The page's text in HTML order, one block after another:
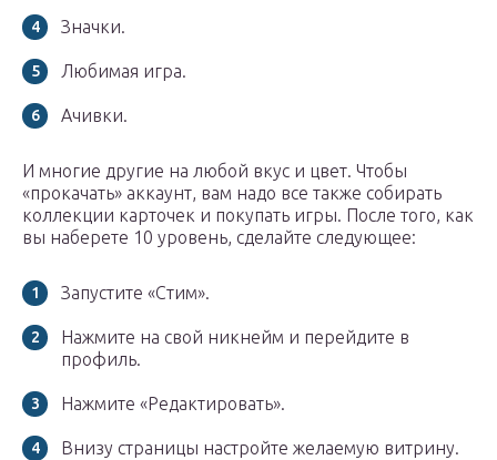
Значки.
Любимая игра.
Ачивки.
И многие другие на любой вкус и цвет. Чтобы
«прокачать» аккаунт, вам надо все также собирать
коллекции карточек и покупать игры. После того, как
вы наберете 10 уровень, сделайте следующее:
Запустите «Стим».
Нажмите на свой никнейм и перейдите в
профиль.
Нажмите «Редактировать».
Внизу страницы настройте желаемую витрину.